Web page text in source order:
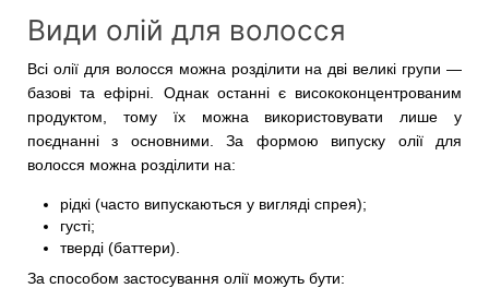
Види олій для волосся
Всі олії для волосся можна розділити на дві великі групи —
базові та ефірні. Однак останні є висококонцентрованим
продуктом, тому їх можна використовувати лише у
поєднанні з основними. За формою випуску олії для
волосся можна розділити на:
рідкі (часто випускаються у вигляді спрея);
густі;
тверді (баттери).
За способом застосування олії можуть бути: